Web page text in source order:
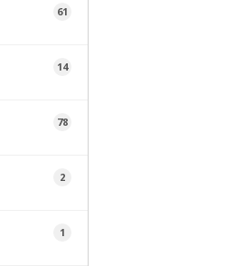
61
14
78
2
1